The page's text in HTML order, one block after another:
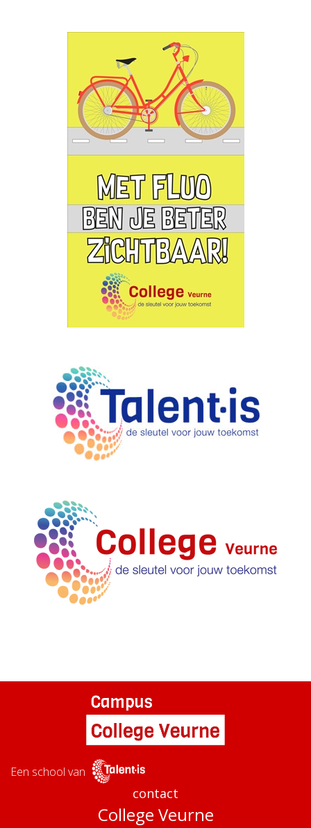
Een school van
contact
College Veurne